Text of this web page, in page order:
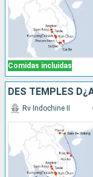
Comidas incluidas
Rv Indochine II